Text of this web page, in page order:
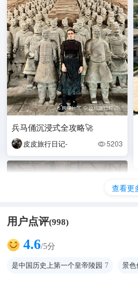
兵马俑沉浸式全攻略🚀
皮皮旅行日记- 5203
查看更
用户点评(998)
4.6/5分
是中国历史上第一个皇帝陵园 7 景色